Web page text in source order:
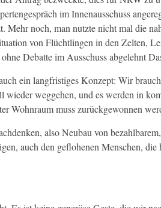
im Innenausschuss
Mehr noch, man nutzte nicht mal die
von Flüchtlingen in den Zelten,
Debatte im Ausschuss abgelehnt
ein langfristiges Konzept: Wir
weggehen, und es werden in
Wohnraum muss zurückgewonnen
also Neubau von
auch den geflohenen Menschen,